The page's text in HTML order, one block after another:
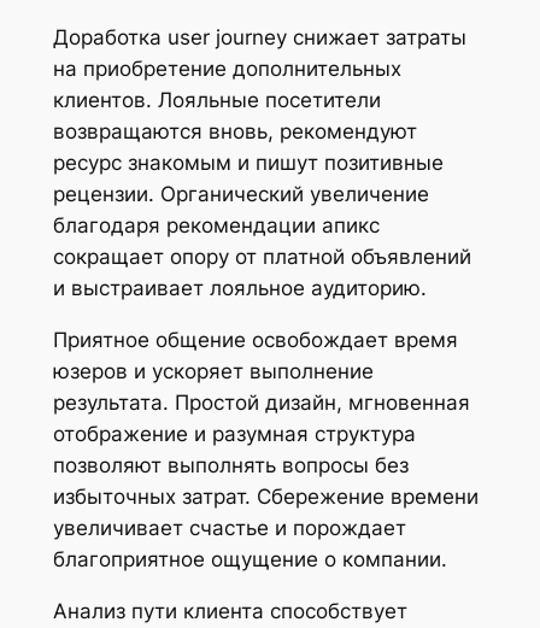
Доработка user journey снижает затраты
на приобретение дополнительных
клиентов. Лояльные посетители
возвращаются вновь, рекомендуют
ресурс знакомым и пишут позитивные
рецензии. Органический увеличение
благодаря рекомендации апикс
сокращает опору от платной объявлений
и выстраивает лояльное аудиторию.
Приятное общение освобождает время
юзеров и ускоряет выполнение
результата. Простой дизайн, мгновенная
отображение и разумная структура
позволяют выполнять вопросы без
избыточных затрат. Сбережение времени
увеличивает счастье и порождает
благоприятное ощущение о компании.
Анализ пути клиента способствует